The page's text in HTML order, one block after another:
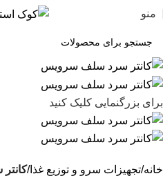
منو
برای بزرگنمایی کلیک کنید
خانه تجهیزات سرو و توزیع غذا